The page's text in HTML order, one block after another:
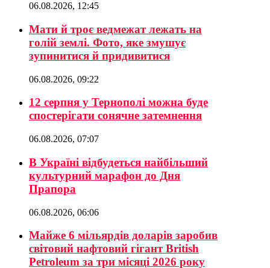
06.08.2026, 12:45
Мати й троє ведмежат лежать на
голій землі. Фото, яке змушує
зупинитися й придивитися
06.08.2026, 09:22
12 серпня у Тернополі можна буде
спостерігати сонячне затемнення
06.08.2026, 07:07
В Україні відбудеться найбільший
культурний марафон до Дня
Прапора
06.08.2026, 06:06
Майже 6 мільярдів доларів заробив
світовий нафтовий гігант British
Petroleum за три місяці 2026 року